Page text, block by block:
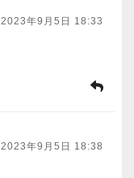
2023年9月5日 18:33
2023年9月5日 18:38